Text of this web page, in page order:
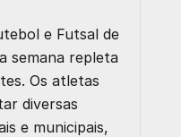
e Futsal de
semana repleta
Os atletas
diversas
e municipais,